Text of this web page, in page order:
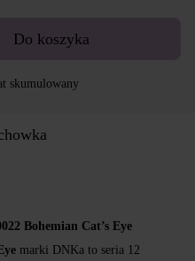
Do koszyka
skumulowany
Bohemian Cat’s Eye
marki DNKa to seria 12